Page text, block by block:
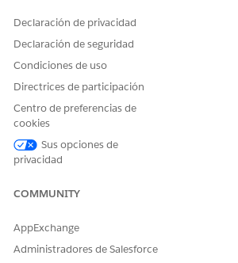
NOTA Si ve un mensaje que indica
el atributo que desee. También
segundo atributo.
audiencia.
Declaración de privacidad
Declaración de seguridad
Condiciones de uso
Directrices de participación
Centro de preferencias de
cookies
Sus opciones de
privacidad
COMMUNITY
AppExchange
Administradores de Salesforce